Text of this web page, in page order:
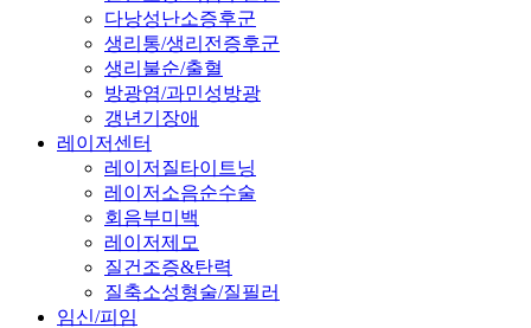
다낭성난소증후군
생리통/생리전증후군
생리불순/출혈
방광염/과민성방광
갱년기장애
레이저센터
레이저질타이트닝
레이저소음순수술
회음부미백
레이저제모
질건조증&탄력
질축소성형술/질필러
임신/피임